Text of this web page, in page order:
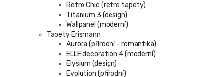
Retro Chic (retro tapety)
Titanium 3 (design)
Wallpanel (moderní)
Tapety Erismann
Aurora (přírodní - romantika)
ELLE decoration 4 (moderní)
Elysium (design)
Evolution (přírodní)